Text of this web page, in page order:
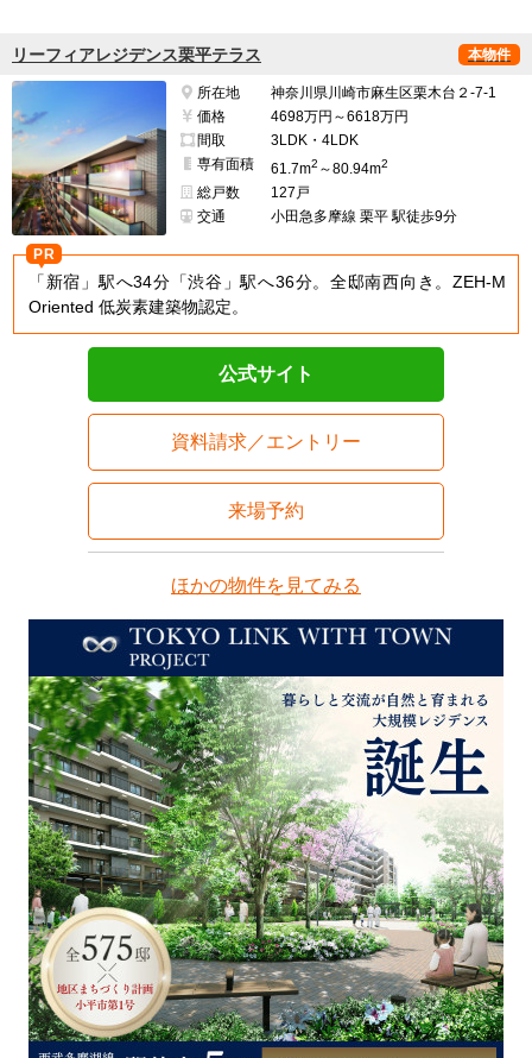
リーフィアレジデンス栗平テラス 本物件
所在地
神奈川県川崎市麻生区栗木台２-7-1
価格
4698万円～6618万円
間取
3LDK・4LDK
専有面積
61.7m2 ～80.94m2
総戸数
127戸
交通
小田急多摩線 栗平 駅徒歩9分
PR
「新宿」駅へ34分「渋谷」駅へ36分。全邸南西向き。ZEH-M
Oriented 低炭素建築物認定。
公式サイト
資料請求／エントリー
来場予約
ほかの物件を見てみる